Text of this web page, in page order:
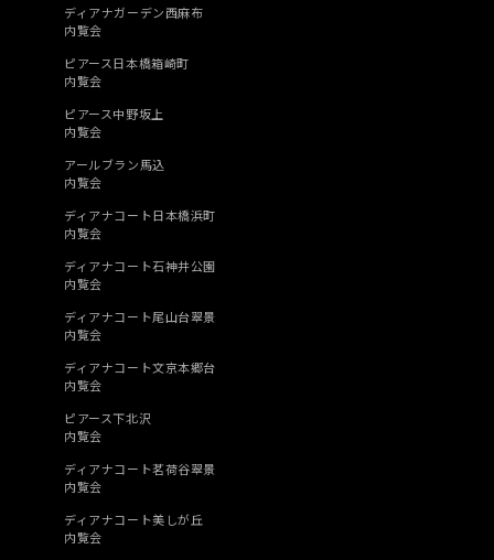
ディアナガーデン西麻布
内覧会
ピアース日本橋箱崎町
内覧会
ピアース中野坂上
内覧会
アールブラン馬込
内覧会
ディアナコート日本橋浜町
内覧会
ディアナコート石神井公園
内覧会
ディアナコート尾山台翠景
内覧会
ディアナコート文京本郷台
内覧会
ピアース下北沢
内覧会
ディアナコート茗荷谷翠景
内覧会
ディアナコート美しが丘
内覧会